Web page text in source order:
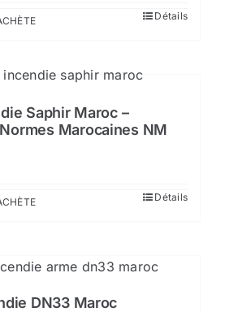
Détails
Saphir Maroc –
Marocaines NM
Détails
DN33 Maroc